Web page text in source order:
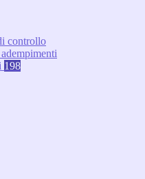
controllo
198